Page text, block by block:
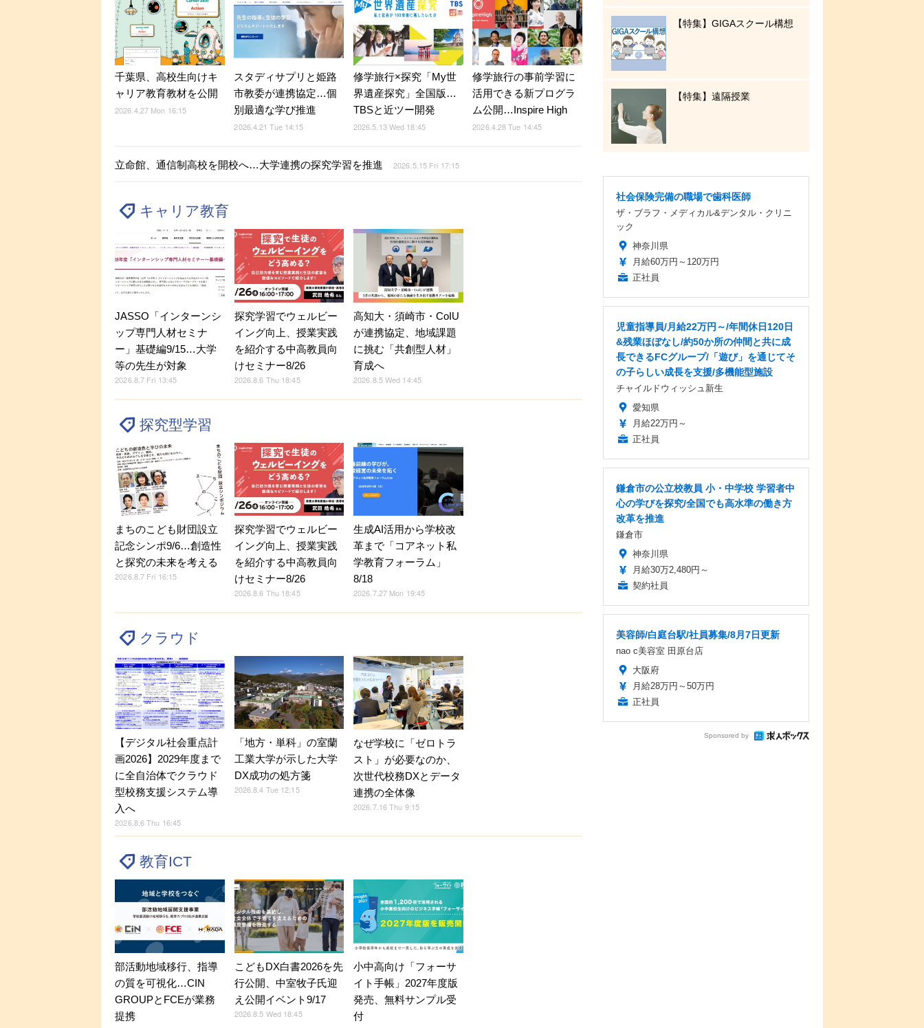
千葉県、高校生向けキ
ャリア教育教材を公開
2026.4.27 Mon 16:15
スタディサプリと姫路
市教委が連携協定…個
別最適な学び推進
2026.4.21 Tue 14:15
修学旅行×探究「My世
界遺産探究」全国版…
TBSと近ツー開発
2026.5.13 Wed 18:45
修学旅行の事前学習に
活用できる新プログラ
ム公開…Inspire High
2026.4.28 Tue 14:45
立命館、通信制高校を開校へ…大学連携の探究学習を推進 2026.5.15 Fri 17:15
キャリア教育
JASSO「インターンシ
ップ専門人材セミナ
ー」基礎編9/15…大学
等の先生が対象
2026.8.7 Fri 13:45
探究学習でウェルビー
イング向上、授業実践
を紹介する中高教員向
けセミナー8/26
2026.8.6 Thu 18:45
高知大・須崎市・CoIU
が連携協定、地域課題
に挑む「共創型人材」
育成へ
2026.8.5 Wed 14:45
探究型学習
まちのこども財団設立
記念シンポ9/6…創造性
と探究の未来を考える
2026.8.7 Fri 16:15
探究学習でウェルビー
イング向上、授業実践
を紹介する中高教員向
けセミナー8/26
2026.8.6 Thu 18:45
生成AI活用から学校改
革まで「コアネット私
学教育フォーラム」
8/18
2026.7.27 Mon 19:45
クラウド
【デジタル社会重点計
画2026】2029年度まで
に全自治体でクラウド
型校務支援システム導
入へ
2026.8.6 Thu 16:45
「地方・単科」の室蘭
工業大学が示した大学
DX成功の処方箋
2026.8.4 Tue 12:15
なぜ学校に「ゼロトラ
スト」が必要なのか、
次世代校務DXとデータ
連携の全体像
2026.7.16 Thu 9:15
教育ICT
部活動地域移行、指導
の質を可視化…CIN
GROUPとFCEが業務
提携
こどもDX白書2026を先
行公開、中室牧子氏迎
え公開イベント9/17
2026.8.5 Wed 18:45
小中高向け「フォーサ
イト手帳」2027年度版
発売、無料サンプル受
付
【特集】GIGAスクール構想
【特集】遠隔授業
社会保険完備の職場で歯科医師
ザ・ブラフ・メディカル&デンタル・クリニ
ック
神奈川県
月給60万円～120万円
正社員
児童指導員/月給22万円～/年間休日120日
&残業ほぼなし/約50か所の仲間と共に成
長できるFCグループ/「遊び」を通じてそ
の子らしい成長を支援/多機能型施設
チャイルドウィッシュ新生
愛知県
月給22万円～
正社員
鎌倉市の公立校教員 小・中学校 学習者中
心の学びを探究/全国でも高水準の働き方
改革を推進
鎌倉市
神奈川県
月給30万2,480円～
契約社員
美容師/白庭台駅/社員募集/8月7日更新
nao c美容室 田原台店
大阪府
月給28万円～50万円
正社員
Sponsored by